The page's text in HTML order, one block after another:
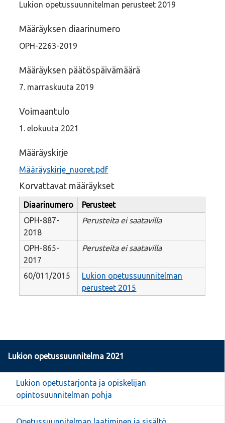
Lukion opetussuunnitelman perusteet 2019
Määräyksen diaarinumero
OPH-2263-2019
Määräyksen päätöspäivämäärä
7. marraskuuta 2019
Voimaantulo
1. elokuuta 2021
Määräyskirje
Määräyskirje_nuoret.pdf
Korvattavat määräykset
Diaarinumero
Perusteet
OPH-887-
2018
Perusteita ei saatavilla
OPH-865-
2017
Perusteita ei saatavilla
60/011/2015
Lukion opetussuunnitelman
perusteet 2015
Lukion opetussuunnitelma 2021
Lukion opetustarjonta ja opiskelijan
opintosuunnitelman pohja